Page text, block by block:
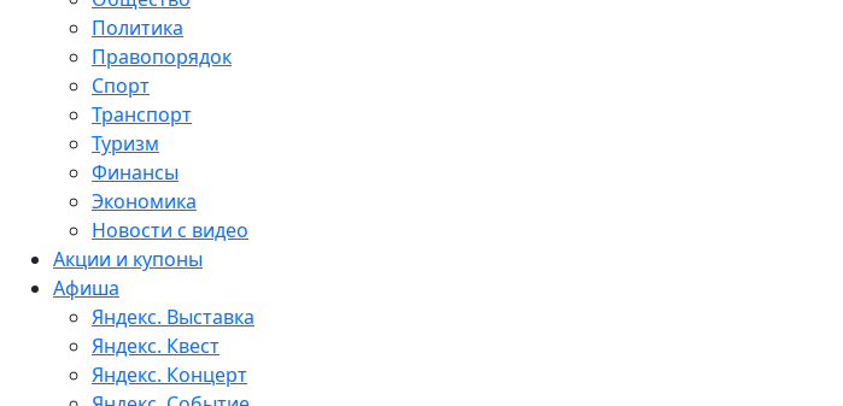
Политика
Правопорядок
Спорт
Транспорт
Туризм
Финансы
Экономика
Новости с видео
Акции и купоны
Афиша
Яндекс. Выставка
Яндекс. Квест
Яндекс. Концерт